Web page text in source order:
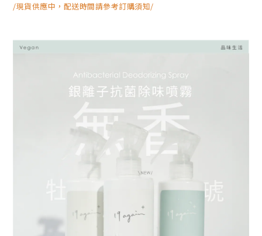
/現貨供應中，配送時間請參考訂購須知/